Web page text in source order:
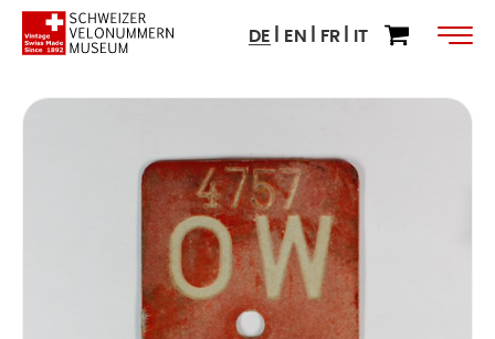
DE EN FR IT